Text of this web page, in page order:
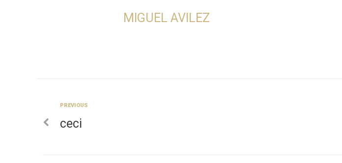
MIGUEL AVILEZ
Navegación
Previous
PREVIOUS
ceci